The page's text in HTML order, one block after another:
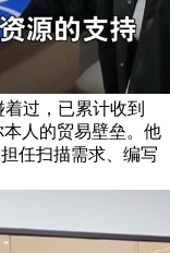
过，已累计收到
人的贸易壁垒。他
任扫描需求、编写